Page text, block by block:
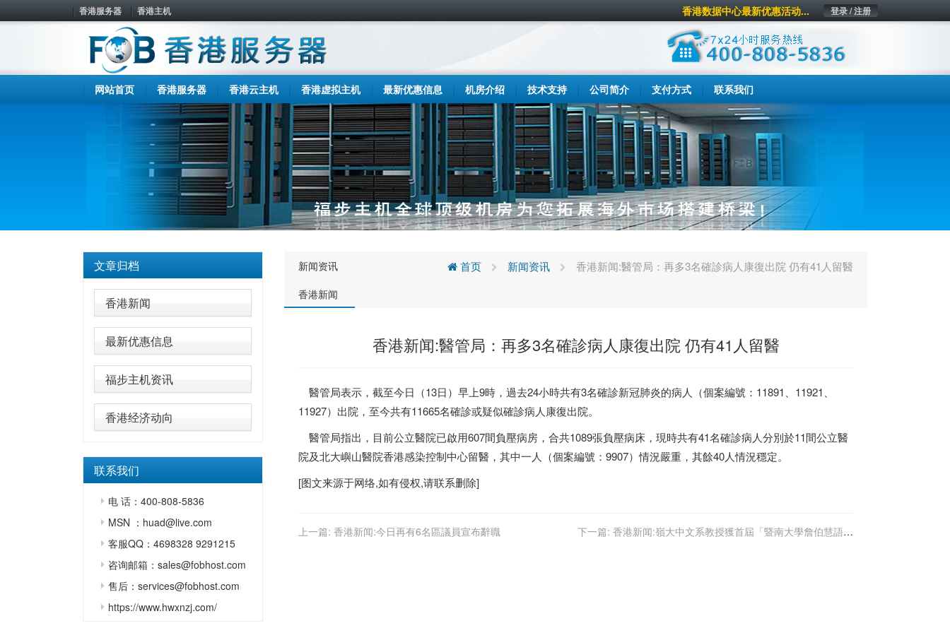
香港服务器 香港主机 登录 / 注册
香港数据中心最新优惠活动...
网站首页 香港服务器 香港云主机 香港虚拟主机 最新优惠信息 机房介绍 技术支持 公司简介 支付方式 联系我们
文章归档
香港新闻
最新优惠信息
福步主机资讯
香港经济动向
联系我们
电 话：400-808-5836
MSN ：huad@live.com
客服QQ：4698328 9291215
咨询邮箱：sales@fobhost.com
售后：services@fobhost.com
https://www.hwxnzj.com/
新闻资讯
香港新闻
首页 新闻资讯 香港新闻:醫管局：再多3名確診病人康復出院 仍有41人留醫
香港新闻:醫管局：再多3名確診病人康復出院 仍有41人留醫
醫管局表示，截至今日（13日）早上9時，過去24小時共有3名確診新冠肺炎的病人（個案編號：11891、11921、
11927）出院，至今共有11665名確診或疑似確診病人康復出院。
醫管局指出，目前公立醫院已啟用607間負壓病房，合共1089張負壓病床，現時共有41名確診病人分別於11間公立醫
院及北大嶼山醫院香港感染控制中心留醫，其中一人（個案編號：9907）情況嚴重，其餘40人情況穩定。
[图文来源于网络,如有侵权,请联系删除]
上一篇: 香港新闻:今日再有6名區議員宣布辭職 下一篇: 香港新闻:嶺大中文系教授獲首屆「暨南大學詹伯慧語言